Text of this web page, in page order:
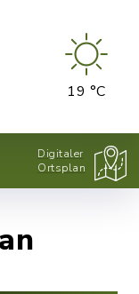
19 °C
Digitaler
Ortsplan